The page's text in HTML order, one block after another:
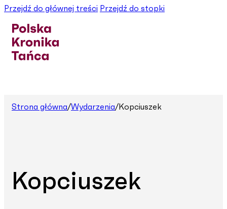
Przejdź do głównej treści Przejdź do stopki
Strona główna/Wydarzenia/Kopciuszek
Kopciuszek